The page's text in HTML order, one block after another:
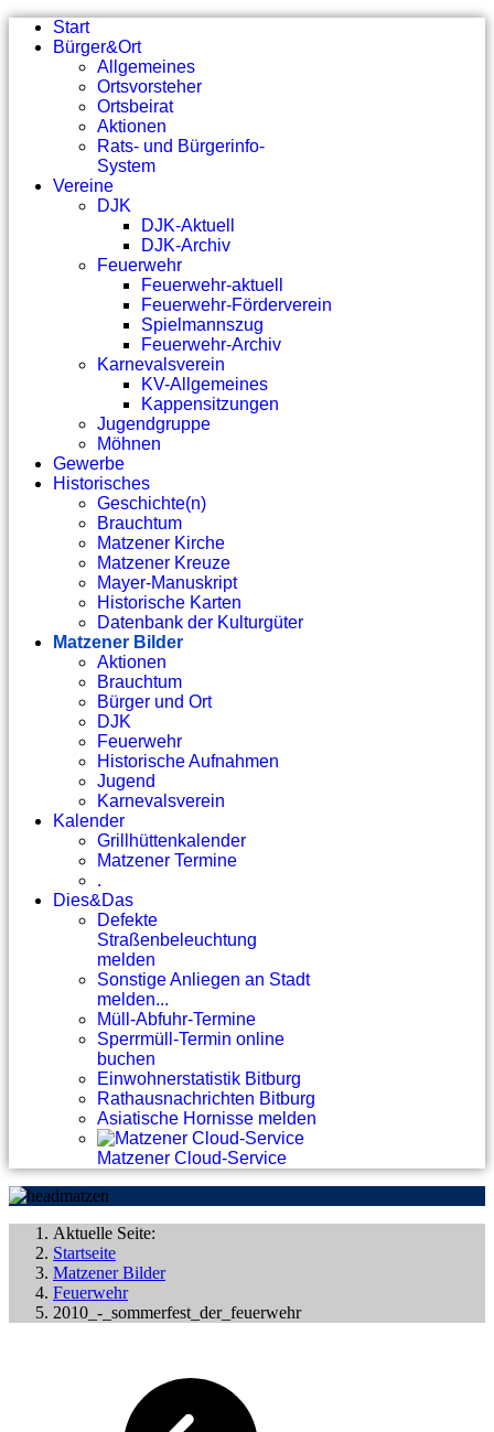
Start
Bürger&Ort
Allgemeines
Ortsvorsteher
Ortsbeirat
Aktionen
Rats- und Bürgerinfo-
System
Vereine
DJK
DJK-Aktuell
DJK-Archiv
Feuerwehr
Feuerwehr-aktuell
Feuerwehr-Förderverein
Spielmannszug
Feuerwehr-Archiv
Karnevalsverein
KV-Allgemeines
Kappensitzungen
Jugendgruppe
Möhnen
Gewerbe
Historisches
Geschichte(n)
Brauchtum
Matzener Kirche
Matzener Kreuze
Mayer-Manuskript
Historische Karten
Datenbank der Kulturgüter
Matzener Bilder
Aktionen
Brauchtum
Bürger und Ort
DJK
Feuerwehr
Historische Aufnahmen
Jugend
Karnevalsverein
Kalender
Grillhüttenkalender
Matzener Termine
.
Dies&Das
Defekte
Straßenbeleuchtung
melden
Sonstige Anliegen an Stadt
melden...
Müll-Abfuhr-Termine
Sperrmüll-Termin online
buchen
Einwohnerstatistik Bitburg
Rathausnachrichten Bitburg
Asiatische Hornisse melden
Matzener Cloud-Service
Aktuelle Seite:
Startseite
Matzener Bilder
Feuerwehr
2010_-_sommerfest_der_feuerwehr